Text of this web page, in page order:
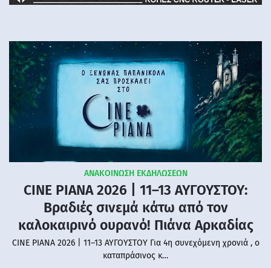
ΑΝΑΚΟΙΝΩΣΗ ΕΚΔΗΛΩΣΕΩΝ
CINE PIANA 2026 | 11–13 ΑΥΓΟΥΣΤΟΥ:
Βραδιές σινεμά κάτω από τον
καλοκαιρινό ουρανό! Πιάνα Αρκαδίας
CINE PIANA 2026 | 11–13 ΑΥΓΟΥΣΤΟΥ Για 4η συνεχόμενη χρονιά , ο
καταπράσινος κ…